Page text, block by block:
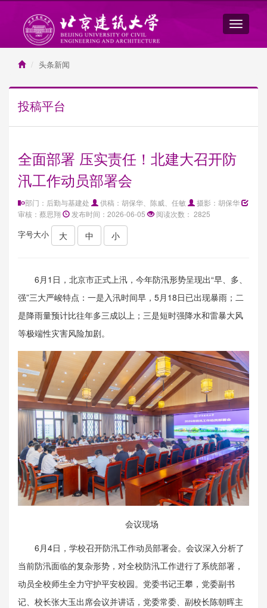
头条新闻
投稿平台
全面部署 压实责任！北建大召开防
汛工作动员部署会
部门：后勤与基建处 供稿：胡保华、陈威、任敏
摄影：胡保华
审核：蔡思翔
发布时间：2026-06-05 阅读次数： 2825
字号大小 大 中 小
6月1日，北京市正式上汛，今年防汛形势呈现出“早、多、
强”三大严峻特点：一是入汛时间早，5月18日已出现暴雨；二
是降雨量预计比往年多三成以上；三是短时强降水和雷暴大风
等极端性灾害风险加剧。
会议现场
6月4日，学校召开防汛工作动员部署会。会议深入分析了
当前防汛面临的复杂形势，对全校防汛工作进行了系统部署，
动员全校师生全力守护平安校园。党委书记王攀，党委副书
记、校长张大玉出席会议并讲话，党委常委、副校长陈朝晖主